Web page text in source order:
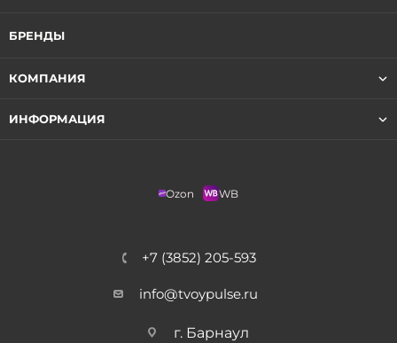
БРЕНДЫ
КОМПАНИЯ
ИНФОРМАЦИЯ
Ozon WB
+7 (3852) 205-593
info@tvoypulse.ru
г. Барнаул